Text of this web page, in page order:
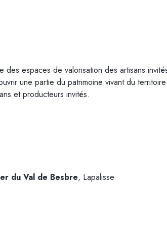
espaces de valorisation des artisans
une partie du patrimoine vivant du
et producteurs invités.
du Val de Besbre, Lapalisse